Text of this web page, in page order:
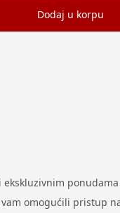
Dodaj u korpu
omogućili pristup